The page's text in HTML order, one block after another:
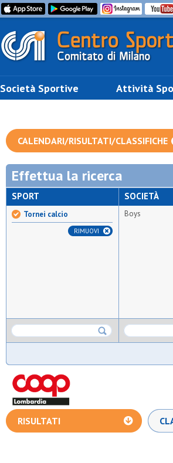
Società Sportive Attività
CALENDARI/RISULTATI/CLASSIFICHE
Effettua la ricerca
SPORT
Tornei calcio
RIMUOVI
SOCIETÀ
Boys
RISULTATI